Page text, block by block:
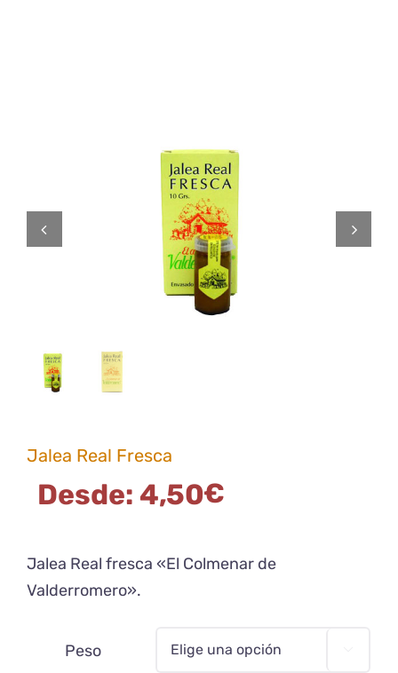
Jalea Real Fresca
Desde: 4,50€
Jalea Real fresca «El Colmenar de
Valderromero».
Peso